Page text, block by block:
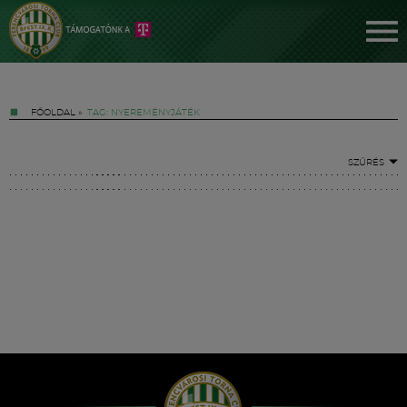
FŐOLDAL » TAG: NYEREMÉNYJÁTÉK
SZŰRÉS
Hírek